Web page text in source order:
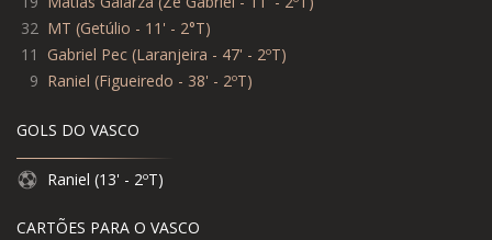
32 MT (Getúlio - 11' - 2°T)
11
Gabriel Pec (Laranjeira - 47' - 2ºT)
9 Raniel (Figueiredo - 38' - 2ºT)
GOLS DO VASCO
Raniel (13' - 2ºT)
CARTÕES PARA O VASCO